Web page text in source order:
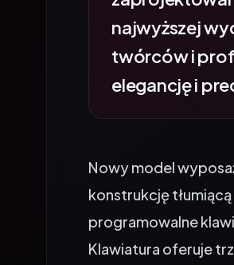
najwyższej
twórców i
elegancję i
konstrukcję
programowalne
Klawiatura oferuje
pianki memory oraz